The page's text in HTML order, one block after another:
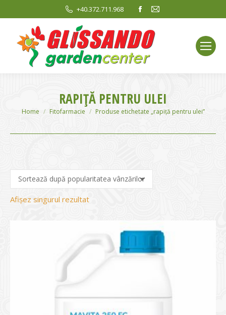
+40.372.711.968
Facebook
opens
in
new
window
Mail
window
RAPIȚĂ PENTRU ULEI
You are here:
Home Fitofarmacie Produse etichetate „rapiță pentru ulei”
Afișez singurul rezultat